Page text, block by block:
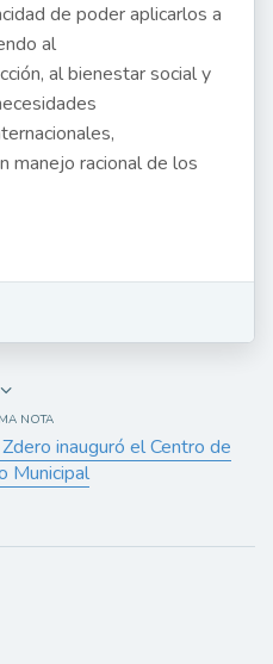
de poder aplicarlos a
al
al bienestar social y
manejo racional de los
NOTA
inauguró el Centro de
Municipal